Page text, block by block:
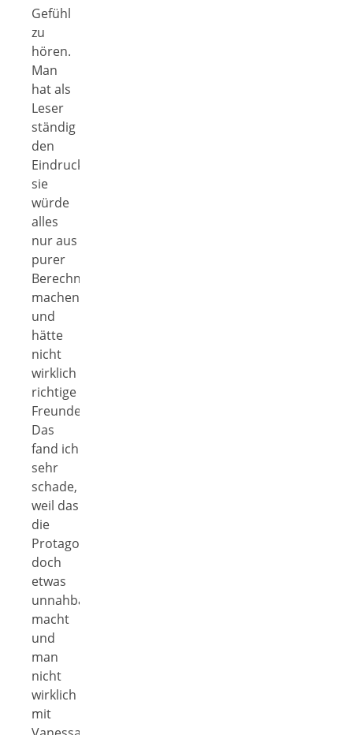
Gefühl
zu
hören.
Man
hat als
Leser
ständig
den
Eindruck,
sie
würde
alles
nur aus
purer
Berechnung
machen
und
hätte
nicht
wirklich
richtige
Freunde.
Das
fand ich
sehr
schade,
weil das
die
Protagonistin
doch
etwas
unnahbar
macht
und
man
nicht
wirklich
mit